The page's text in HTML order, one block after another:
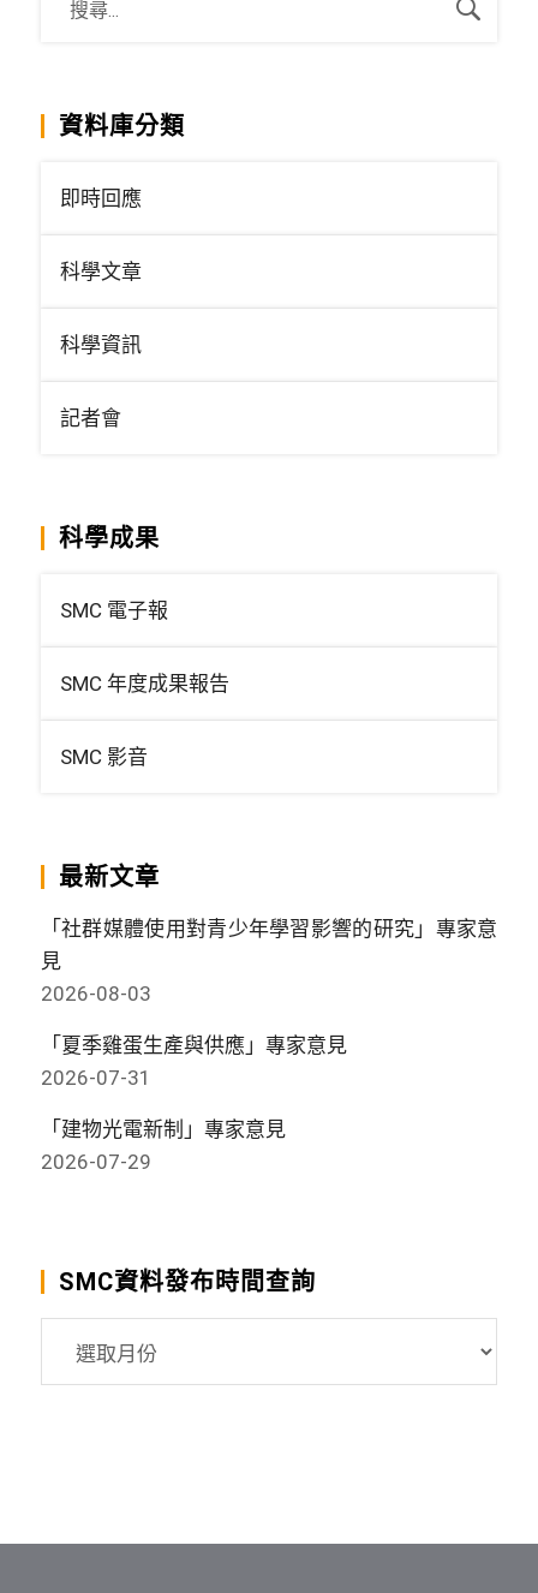
資料庫分類
即時回應
科學文章
科學資訊
記者會
科學成果
SMC 電子報
SMC 年度成果報告
SMC 影音
最新文章
「社群媒體使用對青少年學習影響的研究」專家意
見
2026-08-03
「夏季雞蛋生產與供應」專家意見
2026-07-31
「建物光電新制」專家意見
2026-07-29
SMC資料發布時間查詢